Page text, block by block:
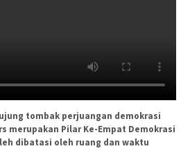
tombak perjuangan demokrasi
merupakan Pilar Ke-Empat Demokrasi
dibatasi oleh ruang dan waktu